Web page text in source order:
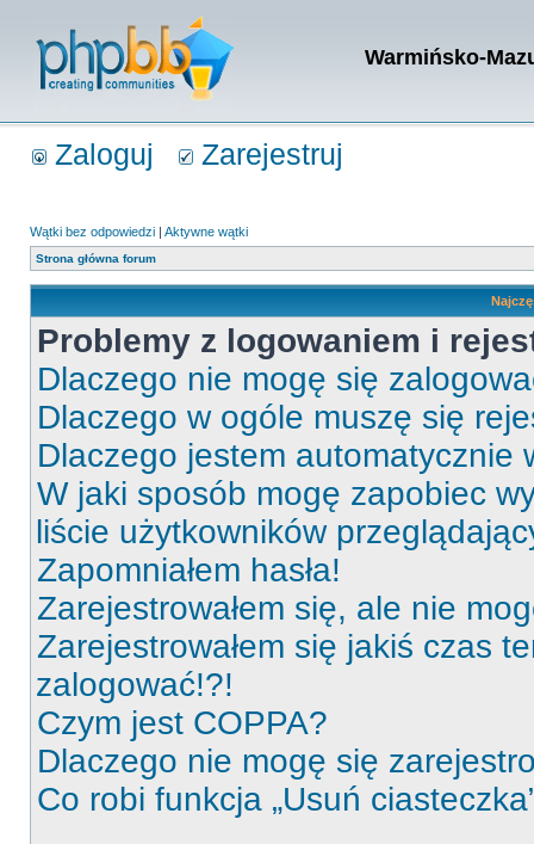
Warmińsko-
Zaloguj Zarejestruj
Wątki bez odpowiedzi | Aktywne wątki
Strona główna forum
Problemy z logowaniem i
Dlaczego nie mogę się
Dlaczego w ogóle muszę się
Dlaczego jestem automatycznie
W jaki sposób mogę zapobiec
liście użytkowników
Zapomniałem hasła!
Zarejestrowałem się, ale nie
Zarejestrowałem się jakiś czas
zalogować!?!
Czym jest COPPA?
Dlaczego nie mogę się
Co robi funkcja „Usuń